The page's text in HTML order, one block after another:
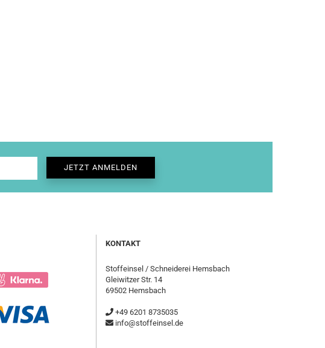
KONTAKT
Stoffeinsel / Schneiderei Hemsbach
Gleiwitzer Str. 14
69502 Hemsbach
+49 6201 8735035
info@stoffeinsel.de